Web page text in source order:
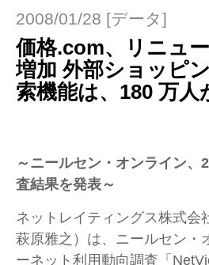
2008/01/28 [データ]
価格.com、リニュ
増加 外部ショッピ
索機能は、180 万人
～ニールセン・オンライン
査結果を発表～
ネットレイティングス株式会
萩原雅之）は、ニールセン・
ーネット利用動向調査「